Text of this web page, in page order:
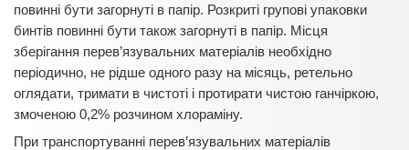
повинні бути загорнуті в папір. Розкриті групові упаковки
бинтів повинні бути також загорнуті в папір. Місця
зберігання перев’язувальних матеріалів необхідно
періодично, не рідше одного разу на місяць, ретельно
оглядати, тримати в чистоті і протирати чистою ганчіркою,
змоченою 0,2% розчином хлораміну.
При транспортуванні перев’язувальних матеріалів